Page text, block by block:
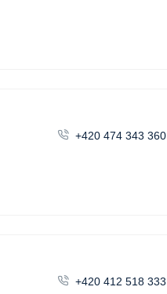
+420 474 343 360
+420 412 518 333